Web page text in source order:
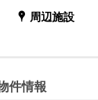
周辺施設
件情報